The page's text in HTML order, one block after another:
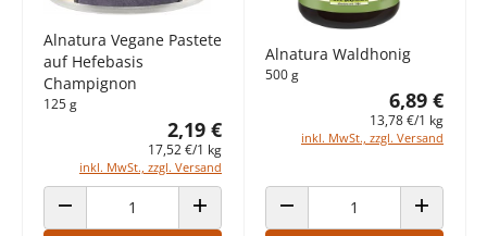
Alnatura Vegane Pastete
auf Hefebasis
Champignon
125 g
2,19 €
17,52 €/1 kg
inkl. MwSt., zzgl. Versand
ANZAHL VERRINGERN ANZAHL ERHÖHEN
Alnatura Waldhonig
500 g
6,89 €
13,78 €/1 kg
inkl. MwSt., zzgl. Versand
ANZAHL VERRINGERN ANZAHL